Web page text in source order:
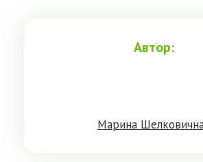
Автор:
Мaринa